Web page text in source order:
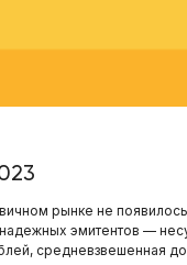
рынке не
эмитентов —
средневзвешенная